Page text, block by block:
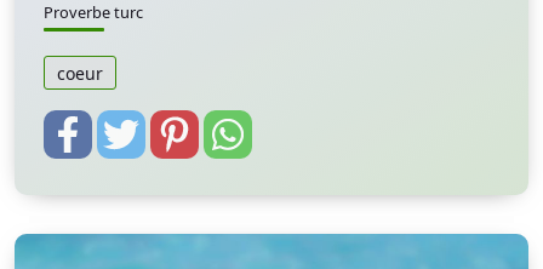
Proverbe turc
coeur